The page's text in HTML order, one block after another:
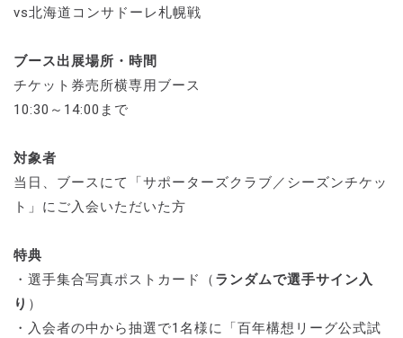
vs北海道コンサドーレ札幌戦
ブース出展場所・時間
チケット券売所横専用ブース
10:30～14:00まで
対象者
当日、ブースにて「サポーターズクラブ／シーズンチケッ
ト」にご入会いただいた方
特典
・選手集合写真ポストカード（ ランダムで選手サイン入
り ）
・入会者の中から抽選で1名様に「百年構想リーグ公式試